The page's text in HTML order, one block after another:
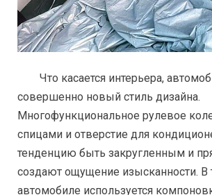
Что касается интерьера,
совершенно новый стиль дизайна.
Многофункциональное рулевое
спицами и отверстие для
тенденцию быть закругленным и
создают ощущение изысканности.
автомобиле используется